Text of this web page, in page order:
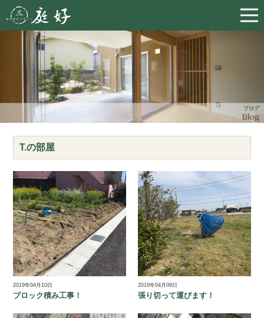
T.の部屋
2019年04月10日
ブロック積み工事！
2019年04月09日
張り切って運びます！